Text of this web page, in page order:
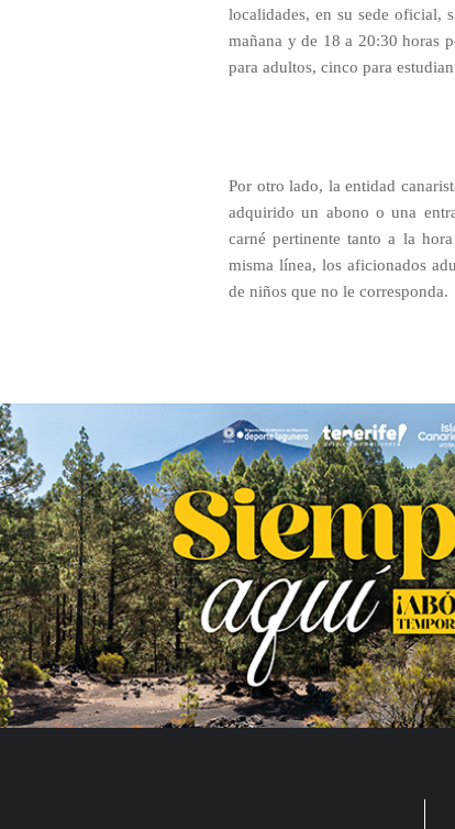
localidades, en su sede oficial,
mañana y de 18 a 20:30 horas
para adultos, cinco para
Por otro lado, la entidad
adquirido un abono o una
carné pertinente tanto a la
misma línea, los aficionados
de niños que no le corresponda.